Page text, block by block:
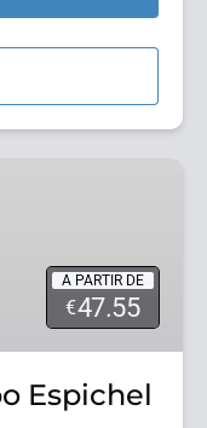
A PARTIR DE
€47.55
Espichel